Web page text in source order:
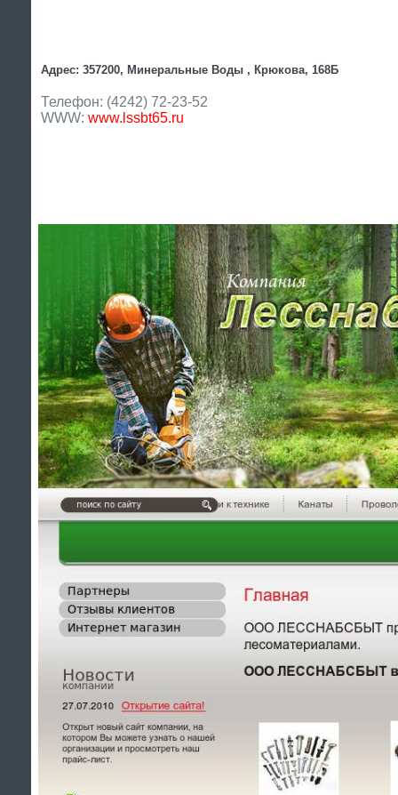
Адрес: 357200, Минеральные Воды , Крюкова, 168Б
Телефон: (4242) 72-23-52
WWW: www.lssbt65.ru